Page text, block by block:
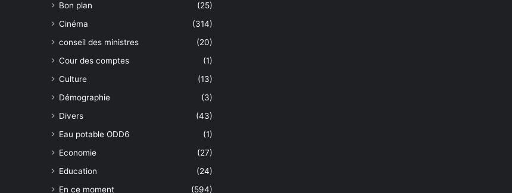
Bon plan
(25)
Cinéma
(314)
conseil des ministres
(20)
Cour des comptes
(1)
Culture
(13)
Démographie
(3)
Divers
(43)
Eau potable ODD6
(1)
Economie
(27)
Education
(24)
En ce moment
(594)